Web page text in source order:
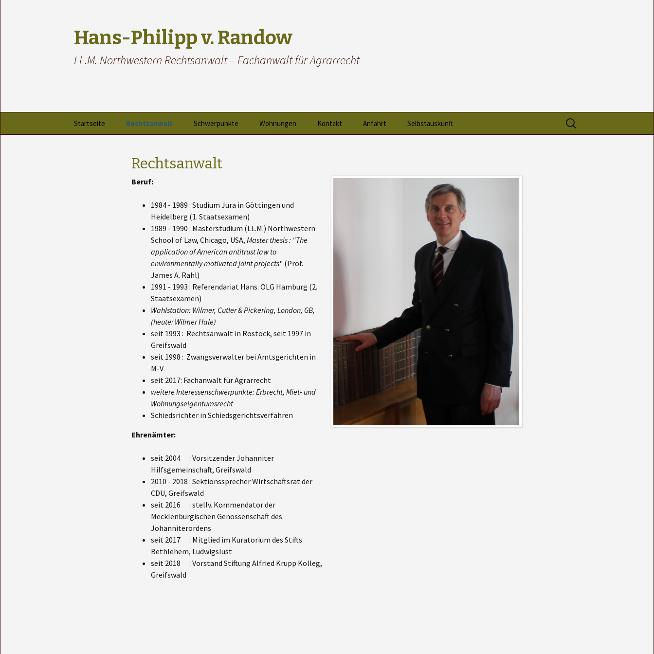
Hans-Philipp v. Randow
LL.M. Northwestern Rechtsanwalt – Fachanwalt für Agrarrecht
Zum
Startseite Rechtsanwalt Schwerpunkte
Hausverwaltung
Landwirtschaftsrecht
Jagdrecht
Erbrecht
Wohnungen Kontakt Anfahrt Selbstauskunft
Suchen
nach:
Rechtsanwalt
Beruf:
1984 - 1989 : Studium Jura in Göttingen und
Heidelberg (1. Staatsexamen)
1989 - 1990 : Masterstudium (LL.M.) Northwestern
School of Law, Chicago, USA, Master thesis : "The
application of American antitrust law to
environmentally motivated joint projects" (Prof.
James A. Rahl)
1991 - 1993 : Referendariat Hans. OLG Hamburg (2.
Staatsexamen)
Wahlstation: Wilmer, Cutler & Pickering, London, GB,
(heute: Wilmer Hale)
seit 1993 : Rechtsanwalt in Rostock, seit 1997 in
Greifswald
seit 1998 : Zwangsverwalter bei Amtsgerichten in
M-V
seit 2017: Fachanwalt für Agrarrecht
weitere Interessenschwerpunkte: Erbrecht, Miet- und
Wohnungseigentumsrecht
Schiedsrichter in Schiedsgerichtsverfahren
Ehrenämter:
seit 2004 : Vorsitzender Johanniter
Hilfsgemeinschaft, Greifswald
2010 - 2018 : Sektionssprecher Wirtschaftsrat der
CDU, Greifswald
seit 2016 : stellv. Kommendator der
Mecklenburgischen Genossenschaft des
Johanniterordens
seit 2017 : Mitglied im Kuratorium des Stifts
Bethlehem, Ludwigslust
seit 2018 : Vorstand Stiftung Alfried Krupp Kolleg,
Greifswald